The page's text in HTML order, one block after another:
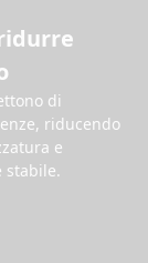
di
riducendo
e
stabile.